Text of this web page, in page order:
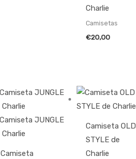
Charlie
Camisetas
€20,00
Camiseta
Camiseta OLD
STYLE de
Charlie